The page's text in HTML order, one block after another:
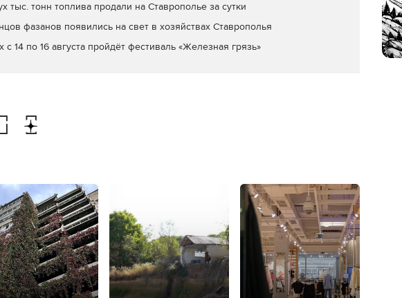
тыс. тонн топлива продали на Ставрополье за сутки
фазанов появились на свет в хозяйствах Ставрополья
с 14 по 16 августа пройдёт фестиваль «Железная грязь»